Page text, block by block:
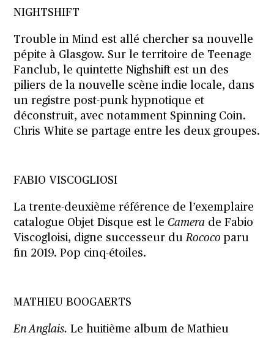
NIGHTSHIFT
Trouble in Mind est allé chercher sa nouvelle
pépite à Glasgow. Sur le territoire de Teenage
Fanclub, le quintette Nighshift est un des
piliers de la nouvelle scène indie locale, dans
un registre post-punk hypnotique et
déconstruit, avec notamment Spinning Coin.
Chris White se partage entre les deux groupes.
FABIO VISCOGLIOSI
La trente-deuxième référence de l’exemplaire
catalogue Objet Disque est leCamera de Fabio
Viscogloisi, digne successeur duRococo paru
fin 2019. Pop cinq-étoiles.
MATHIEU BOOGAERTS
En Anglais. Le huitième album de Mathieu